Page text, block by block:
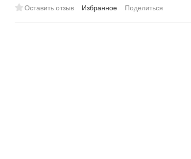
Оставить отзыв Избранное Поделиться